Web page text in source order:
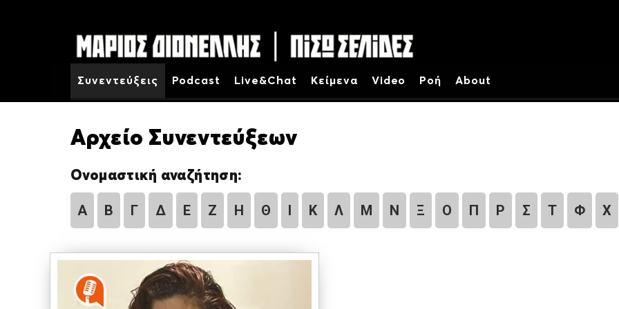
Συνεντεύξεις Podcast Live&Chat Κείμενα Video Ροή About
Αρχείο Συνεντεύξεων
Ονομαστική αναζήτηση:
Α Β Γ Δ Ε Ζ Η Θ Ι Κ Λ Μ Ν Ξ Ο Π Ρ Σ Τ Φ Χ